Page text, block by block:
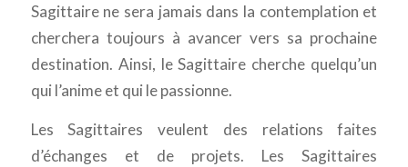
Sagittaire ne sera jamais dans la contemplation et
cherchera toujours à avancer vers sa prochaine
destination. Ainsi, le Sagittaire cherche quelqu’un
qui l’anime et qui le passionne.
Les Sagittaires veulent des relations faites
d’échanges et de projets. Les Sagittaires